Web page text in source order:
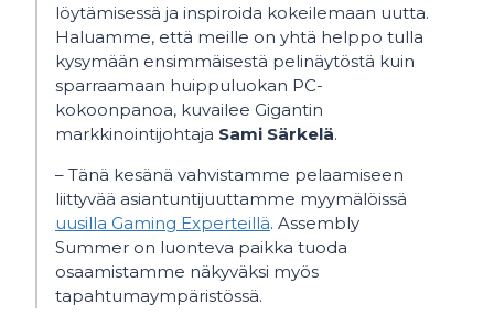
löytämisessä ja inspiroida kokeilemaan uutta.
Haluamme, että meille on yhtä helppo tulla
kysymään ensimmäisestä pelinäytöstä kuin
sparraamaan huippuluokan PC-
kokoonpanoa, kuvailee Gigantin
markkinointijohtaja Sami Särkelä.
– Tänä kesänä vahvistamme pelaamiseen
liittyvää asiantuntijuuttamme myymälöissä
uusilla Gaming Experteillä. Assembly
Summer on luonteva paikka tuoda
osaamistamme näkyväksi myös
tapahtumaympäristössä.